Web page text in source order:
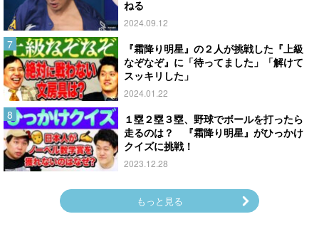
ねる
2024.09.12
『霜降り明星』の２人が挑戦した『上級
なぞなぞ』に「待ってました」「解けて
スッキリした」
2024.01.22
１塁２塁３塁、野球でボールを打ったら
走るのは？ 『霜降り明星』がひっかけ
クイズに挑戦！
2023.12.28
もっと見る